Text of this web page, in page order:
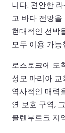
니다. 편안한
고 바다 전망
현대적인 선박
모두 이용 가능
로스토크에 도
성모 마리아
역사적인 매력
연 보호 구역,
클렌부르크 지